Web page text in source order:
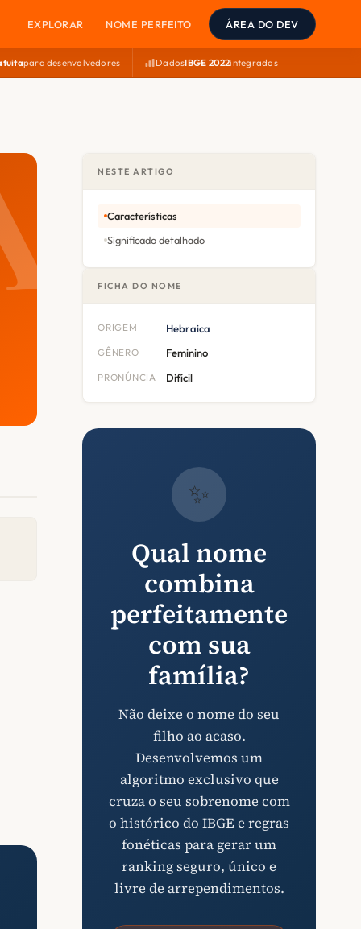
EXPLORAR NOME PERFEITO ÁREA DO DEV
para desenvolvedores DadosIBGE 2022integrados
NESTE ARTIGO
Características
Significado detalhado
FICHA DO NOME
ORIGEM Hebraica
GÊNERO Feminino
PRONÚNCIA Difícil
✨
Qual nome
combina
perfeitamente
com sua
família?
Não deixe o nome do seu
filho ao acaso.
Desenvolvemos um
algoritmo exclusivo que
cruza o seu sobrenome com
o histórico do IBGE e regras
fonéticas para gerar um
ranking seguro, único e
livre de arrependimentos.